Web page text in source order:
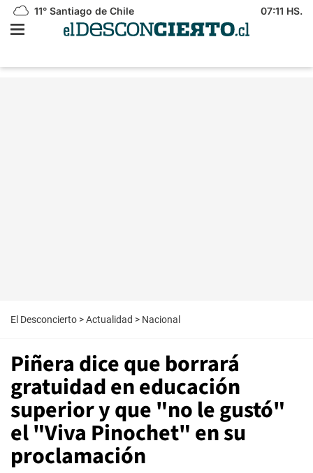
11° Santiago de Chile 07:11 HS.
El Desconcierto >Actualidad > Nacional
Piñera dice que borrará
gratuidad en educación
superior y que "no le gustó"
el "Viva Pinochet" en su
proclamación